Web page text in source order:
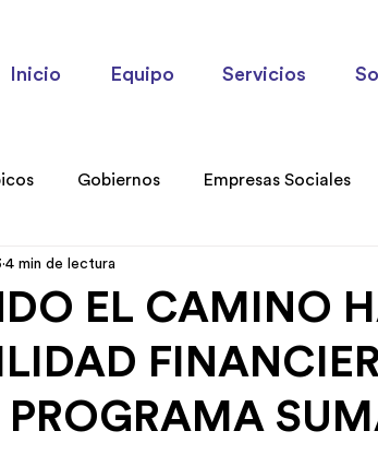
Inicio Equipo Servicios
Gobiernos Empresas Sociales
EL CAMINO
PROGRAMA
4 min de lectura